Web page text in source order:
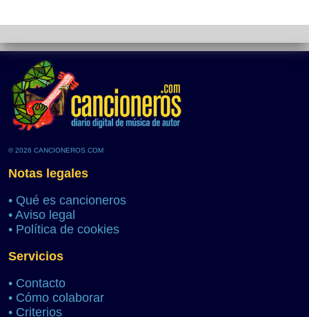
© 2026 CANCIONEROS.COM
Notas legales
• Qué es cancioneros
• Aviso legal
• Política de cookies
Servicios
• Contacto
• Cómo colaborar
• Criterios